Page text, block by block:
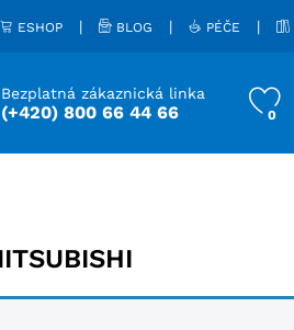
ESHOP | BLOG | PÉČE |
Bezplatná zákaznická linka
(+420) 800 66 44 66 0